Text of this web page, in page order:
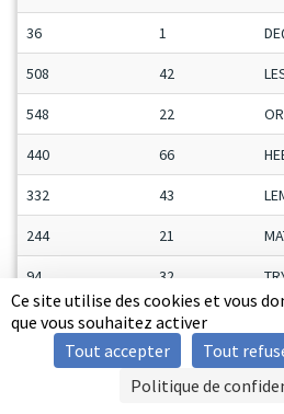
Ce site utilise des cookies et vous
que vous souhaitez activer
Tout accepter
Tout
Politique de
36 1
508 42
548 22
440 66
332 43
244 21
94 32
7 6
3
2